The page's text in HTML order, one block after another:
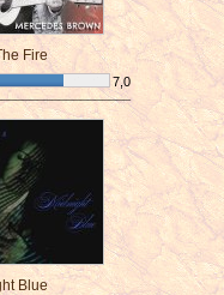
Fire
7,0
Blue